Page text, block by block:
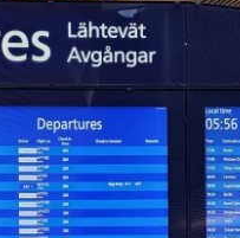
Продължете с имейл